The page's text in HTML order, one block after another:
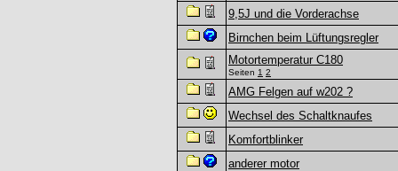
9,5J und die Vorderachse
Birnchen beim Lüftungsregler
Motortemperatur C180
Seiten 1 2
AMG Felgen auf w202 ?
Wechsel des Schaltknaufes
Komfortblinker
anderer motor